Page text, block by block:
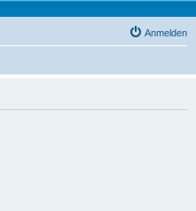
Anmelden